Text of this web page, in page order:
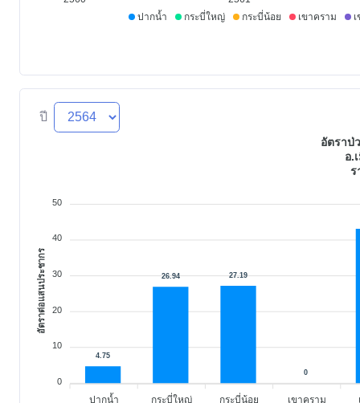
ปากน้ำ กระบี่ใหญ่ กระบี่น้อย เขาคราม
ปี
ปากน้ำ กระบี่ใหญ่ กระบี่น้อย เขาคราม
4.75
26.94 27.19
0
อัตราป่
อ.
ร
50
40
30
20
10
0
อัตราต่อแสนประชากร